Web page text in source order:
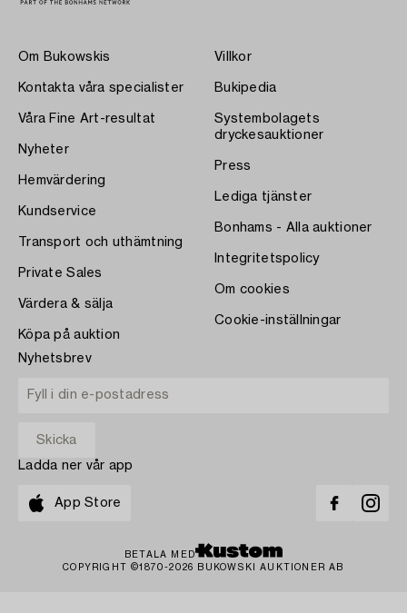
Om Bukowskis
Kontakta våra specialister
Våra Fine Art-resultat
Nyheter
Hemvärdering
Kundservice
Transport och uthämtning
Private Sales
Värdera & sälja
Köpa på auktion
Villkor
Bukipedia
Systembolagets
dryckesauktioner
Press
Lediga tjänster
Bonhams - Alla auktioner
Integritetspolicy
Om cookies
Cookie-inställningar
Nyhetsbrev
Ladda ner vår app
App Store
BETALA MED
COPYRIGHT ©1870-2026 BUKOWSKI AUKTIONER AB